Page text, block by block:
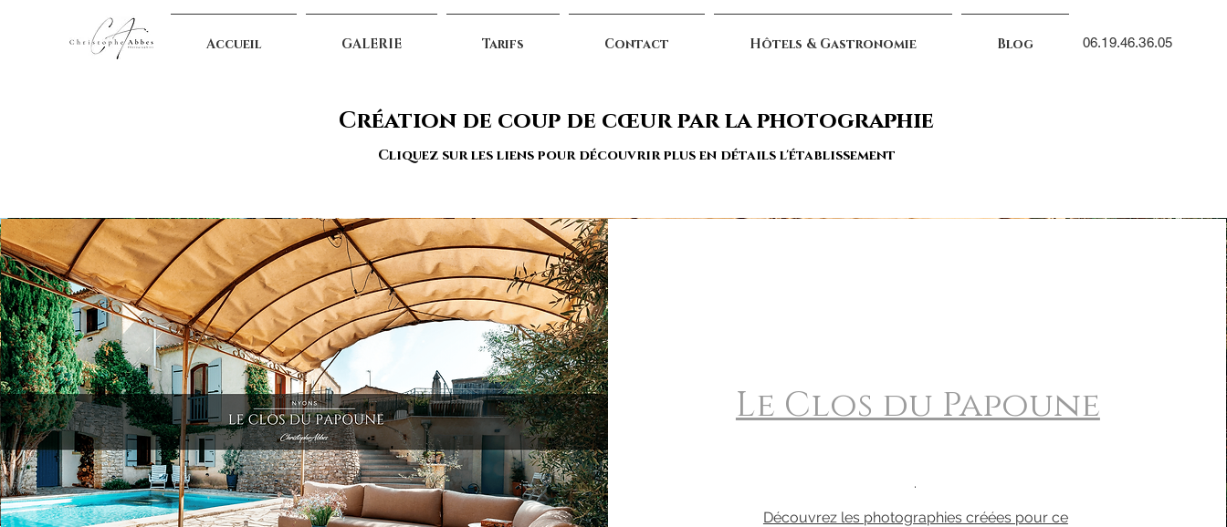
Accueil GALERIE Tarifs Contact Hôtels & Gastronomie Blog 06.19.46.36.05
Création de coup de cœur par la photographie
Cliquez sur les liens pour découvrir plus en détails l'établissement
Le Clos du Papoune
.
Découvrez les photographies créées pour ce